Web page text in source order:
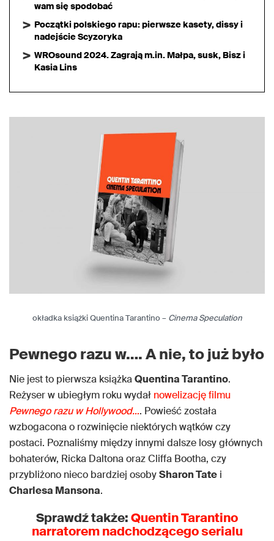
wam się spodobać
Początki polskiego rapu: pierwsze kasety, dissy i
nadejście Scyzoryka
WROsound 2024. Zagrają m.in. Małpa, susk, Bisz i
Kasia Lins
okładka książki Quentina Tarantino – Cinema Speculation
Pewnego razu w…. A nie, to już było
Nie jest to pierwsza książkaQuentina Tarantino.
Reżyser w ubiegłym roku wydał nowelizację filmu
Pewnego razu w Hollywood…. Powieść została
wzbogacona o rozwinięcie niektórych wątków czy
postaci. Poznaliśmy między innymi dalsze losy głównych
bohaterów, Ricka Daltona oraz Cliffa Bootha, czy
przybliżono nieco bardziej osobySharon Tate i
Charlesa Mansona.
Sprawdź także:Quentin Tarantino
narratorem nadchodzącego serialu